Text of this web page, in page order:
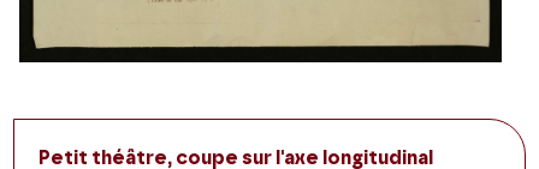
Petit théâtre, coupe sur l'axe longitudinal